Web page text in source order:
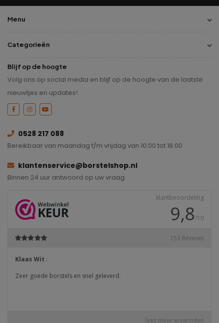
Menu
Categorieën
Blijf op de hoogte
Volg ons op social media en blijf op de hoogte van de laatste
nieuwtjes en updates!
0528 217 088
Bereikbaar van maandag t/m vrijdag van 10:00 tot 16:00
klantenservice@borstelshop.nl
Binnen 24 uur antwoord op uw vraag